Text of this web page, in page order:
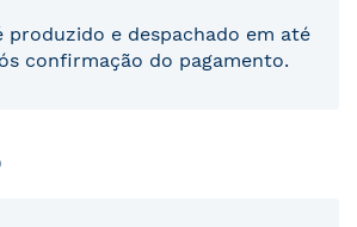
produzido e despachado em até
confirmação do pagamento.